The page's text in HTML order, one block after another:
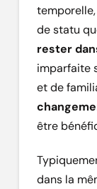
de statu
rester
imparfaite
et de
être
dans la